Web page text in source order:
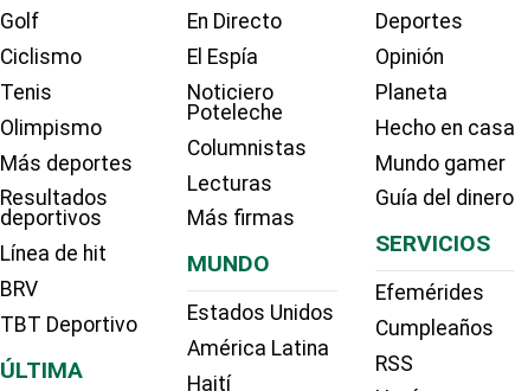
Golf
Ciclismo
Tenis
Olimpismo
Más deportes
Resultados
deportivos
Línea de hit
BRV
TBT Deportivo
ÚLTIMA
En Directo
El Espía
Noticiero
Poteleche
Columnistas
Lecturas
Más firmas
MUNDO
Estados Unidos
América Latina
Haití
Deportes
Opinión
Planeta
Hecho en casa
Mundo gamer
Guía del dinero
SERVICIOS
Efemérides
Cumpleaños
RSS